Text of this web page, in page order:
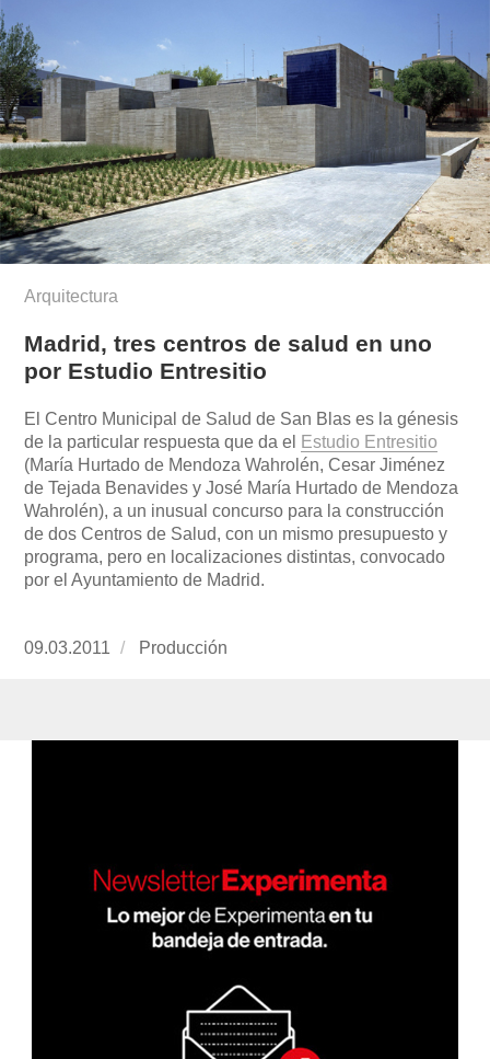
Arquitectura
Madrid, tres centros de salud en uno
por Estudio Entresitio
El Centro Municipal de Salud de San Blas es la génesis
de la particular respuesta que da el
Estudio Entresitio
(María Hurtado de Mendoza Wahrolén, Cesar Jiménez
de Tejada Benavides y José María Hurtado de Mendoza
Wahrolén), a un inusual concurso para la construcción
de dos Centros de Salud, con un mismo presupuesto y
programa, pero en localizaciones distintas, convocado
por el Ayuntamiento de Madrid.
Publicado
09.03.2011 https://www.experimenta.es/author/
Producción